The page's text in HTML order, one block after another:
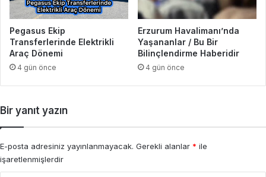
Pegasus Ekip
Transferlerinde Elektrikli
Araç Dönemi
4 gün önce
Erzurum Havalimanı’nda
Yaşananlar / Bu Bir
Bilinçlendirme Haberidir
4 gün önce
Bir yanıt yazın
E-posta adresiniz yayınlanmayacak. Gerekli alanlar * ile
işaretlenmişlerdir